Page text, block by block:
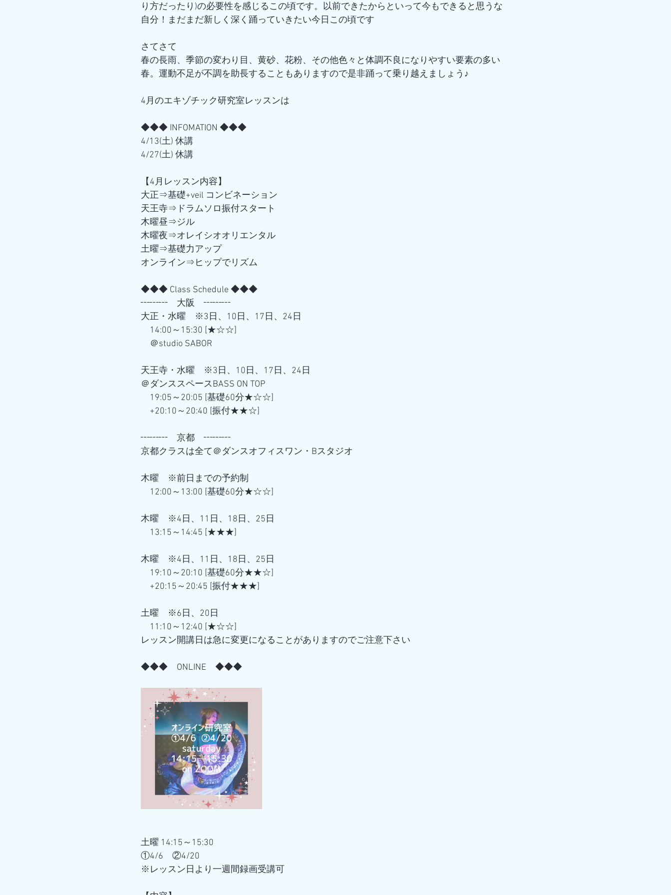
り方だったり)の必要性を感じるこの頃です。以前できたからといって今もできると思うな
自分！まだまだ新しく深く踊っていきたい今日この頃です
さてさて
春の長雨、季節の変わり目、黄砂、花粉、その他色々と体調不良になりやすい要素の多い
春。運動不足が不調を助長することもありますので是非踊って乗り越えましょう♪
4月のエキゾチック研究室レッスンは
◆◆◆ INFOMATION ◆◆◆
4/13(土) 休講
4/27(土) 休講
【4月レッスン内容】
大正⇒基礎+veil コンビネーション
天王寺⇒ドラムソロ振付スタート
木曜昼⇒ジル
木曜夜⇒オレイシオオリエンタル
土曜⇒基礎力アップ
オンライン⇒ヒップでリズム
◆◆◆ Class Schedule ◆◆◆
┅┅┅　大阪　┅┅┅
大正・水曜　※3日、10日、17日、24日
14:00～15:30 [★☆☆]
＠studio SABOR
天王寺・水曜　※3日、10日、17日、24日
＠ダンススペースBASS ON TOP
19:05～20:05 [基礎60分★☆☆]
+20:10～20:40 [振付★★☆]
┅┅┅　京都　┅┅┅
京都クラスは全て＠ダンスオフィスワン・Bスタジオ
木曜　※前日までの予約制
12:00～13:00 [基礎60分★☆☆]
木曜　※4日、11日、18日、25日
13:15～14:45 [★★★]
木曜　※4日、11日、18日、25日
19:10～20:10 [基礎60分★★☆]
+20:15～20:45 [振付★★★]
土曜　※6日、20日
11:10～12:40 [★☆☆]
レッスン開講日は急に変更になることがありますのでご注意下さい
◆◆◆　ONLINE　◆◆◆
土曜 14:15～15:30
①4/6　②4/20
※レッスン日より一週間録画受講可